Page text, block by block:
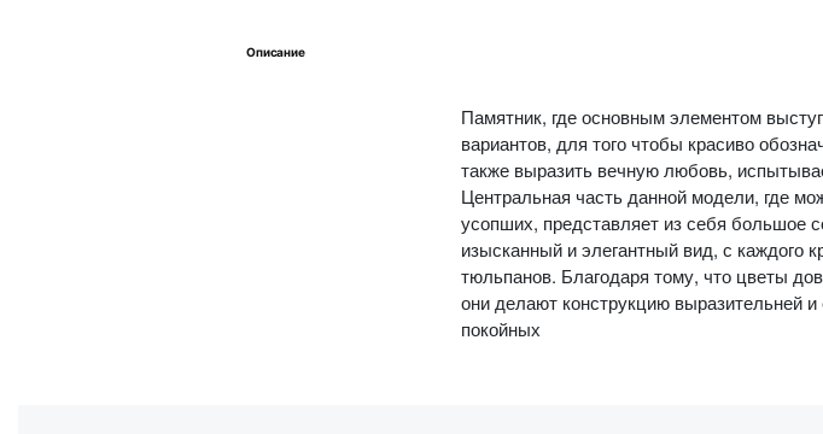
Описание
Памятник, где основным элементом
вариантов, для того чтобы красиво
также выразить вечную любовь,
Центральная часть данной модели, где
усопших, представляет из себя большое
изысканный и элегантный вид, с каждого
тюльпанов. Благодаря тому, что цветы
они делают конструкцию выразительней
покойных